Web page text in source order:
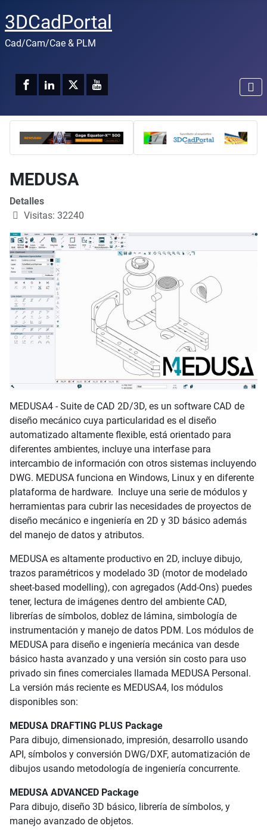
3DCadPortal
Cad/Cam/Cae & PLM
MEDUSA
Detalles
Visitas: 32240
MEDUSA4 - Suite de CAD 2D/3D, es un software CAD de
diseño mecánico cuya particularidad es el diseño
automatizado altamente flexible, está orientado para
diferentes ambientes, incluye una interfase para
intercambio de información con otros sistemas incluyendo
DWG. MEDUSA funciona en Windows, Linux y en diferente
plataforma de hardware. Incluye una serie de módulos y
herramientas para cubrir las necesidades de proyectos de
diseño mecánico e ingeniería en 2D y 3D básico además
del manejo de datos y atributos.
MEDUSA es altamente productivo en 2D, incluye dibujo,
trazos paramétricos y modelado 3D (motor de modelado
sheet-based modelling), con agregados (Add-Ons) puedes
tener, lectura de imágenes dentro del ambiente CAD,
librerías de símbolos, doblez de lámina, simbología de
instrumentación y manejo de datos PDM. Los módulos de
MEDUSA para diseño e ingeniería mecánica van desde
básico hasta avanzado y una versión sin costo para uso
privado sin fines comerciales llamada MEDUSA Personal.
La versión más reciente es MEDUSA4, los módulos
disponibles son:
MEDUSA DRAFTING PLUS Package
Para dibujo, dimensionado, impresión, desarrollo usando
API, símbolos y conversión DWG/DXF, automatización de
dibujos usando metodología de ingeniería concurrente.
MEDUSA ADVANCED Package
Para dibujo, diseño 3D básico, librería de símbolos, y
manejo avanzado de objetos.